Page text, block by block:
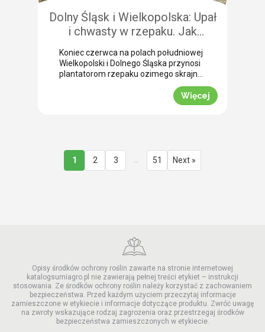
Dolny Śląsk i Wielkopolska: Upał
i chwasty w rzepaku. Jak
uratować plon przed samym
wjazdem kombajnu?
Koniec czerwca na polach południowej
Wielkopolski i Dolnego Śląska przynosi
plantatorom rzepaku ozimego skrajne
emocje (BBCH 80-83). Ostatnie opady
deszczu poprawiły ogólną kondycję
roślin. Jednak wywołały jednocześnie
Jak informuje nasz ekspert Mariusz
Staniek, skuteczna desykacja rzepaku
przed zbiorem oraz wcześniejsza
Więcej
1 2 3 51 Next »
Opisy środków ochrony roślin zawarte na stronie internetowej
katalogsumiagro.pl nie zawierają pełnej treści etykiet – instrukcji
stosowania. Ze środków ochrony roślin należy korzystać z zachowaniem
bezpieczeństwa. Przed każdym użyciem przeczytaj informacje
zamieszczone w etykiecie i informacje dotyczące produktu. Zwróć uwagę
na zwroty wskazujące rodzaj zagrożenia oraz przestrzegaj środków
bezpieczeństwa zamieszczonych w etykiecie.